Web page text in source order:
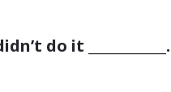
do it ____________.